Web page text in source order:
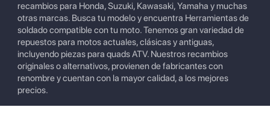
recambios para Honda, Suzuki, Kawasaki, Yamaha y muchas
otras marcas. Busca tu modelo y encuentra Herramientas de
soldado compatible con tu moto. Tenemos gran variedad de
repuestos para motos actuales, clásicas y antiguas,
incluyendo piezas para quads ATV. Nuestros recambios
originales o alternativos, provienen de fabricantes con
renombre y cuentan con la mayor calidad, a los mejores
precios.